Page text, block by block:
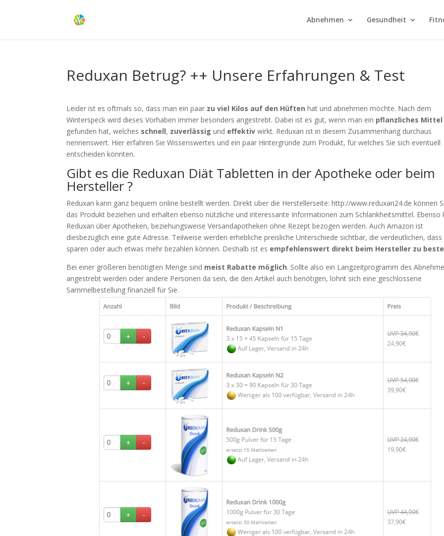
Abnehmen Gesundheit
Reduxan Betrug? ++ Unsere Erfahrungen & Test
Leider ist es oftmals so, dass man ein paar zu viel Kilos auf den Hüften hat und abnehmen möchte. Nach dem
Winterspeck wird dieses Vorhaben immer besonders angestrebt. Dabei ist es gut, wenn man ein pflanzliches Mittel
gefunden hat, welches schnell, zuverlässig und effektiv wirkt. Reduxan ist in diesem Zusammenhang durchaus
nennenswert. Hier erfahren Sie Wissenswertes und ein paar Hintergründe zum Produkt, für welches Sie sich eventuell
entscheiden könnten.
Gibt es die Reduxan Diät Tabletten in der Apotheke oder beim
Hersteller ?
Reduxan kann ganz bequem online bestellt werden. Direkt über die Herstellerseite: http://www.reduxan24.de können
das Produkt beziehen und erhalten ebenso nützliche und interessante Informationen zum Schlankheitsmittel. Ebenso
Reduxan über Apotheken, beziehungsweise Versandapotheken ohne Rezept bezogen werden. Auch Amazon ist
diesbezüglich eine gute Adresse. Teilweise werden erhebliche preisliche Unterschiede sichtbar, die verdeutlichen, dass
sparen oder auch etwas mehr bezahlen können. Deshalb ist es empfehlenswert direkt beim Hersteller zu
Bei einer größeren benötigten Menge sind meist Rabatte möglich. Sollte also ein Langzeitprogramm des
angestrebt werden oder andere Personen da sein, die den Artikel auch benötigen, lohnt sich eine geschlossene
Sammelbestellung finanziell für Sie.